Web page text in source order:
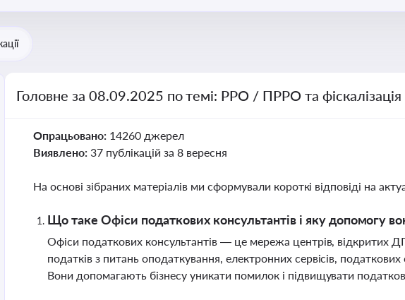
Головне за 08.09.2025 по темі: РРО / ПРРО та фіскалізація
Опрацьовано: 14260 джерел
Виявлено: 37 публікацій за 8 вересня
На основі зібраних матеріалів ми сформували короткі відповіді на
Що таке Офіси податкових консультантів і яку допомогу
Офіси податкових консультантів — це мережа центрів, відкритих
податків з питань оподаткування, електронних сервісів,
Вони допомагають бізнесу уникати помилок і підвищувати